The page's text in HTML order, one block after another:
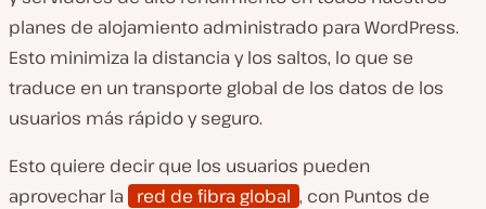
planes de alojamiento administrado para WordPress.
Esto minimiza la distancia y los saltos, lo que se
traduce en un transporte global de los datos de los
usuarios más rápido y seguro.
Esto quiere decir que los usuarios pueden
aprovechar la
red de fibra global , con Puntos de